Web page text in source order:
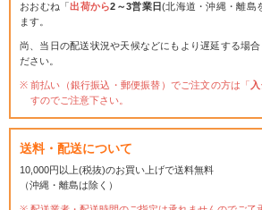
おおむね「出荷から2～3営業日(北海道・沖縄・離島
ます。
尚、当日の配送状況や天候などにもより遅延する場
ださい。
前払い（銀行振込・郵便振替）でご注文の方は「
すのでご注意下さい。
送料・配送について
10,000円以上(税抜)のお買い上げで送料無料
（沖縄・離島は除く）